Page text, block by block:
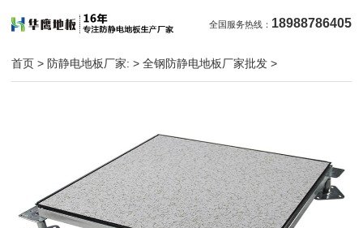
全国服务热线： 18988786405
首页 > 防静电地板厂家: >全钢防静电地板厂家批发 >